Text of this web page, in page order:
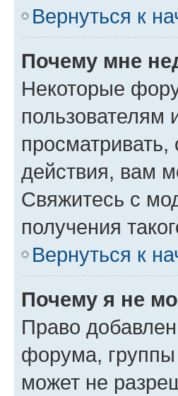
Вернуться к
Почему мне
Некоторые
пользователям
действия, вам
Свяжитесь с
получения
Вернуться к
Почему я не
Право
форума, группы
может не